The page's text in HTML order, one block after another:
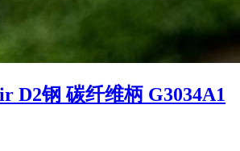
D2钢 碳纤维柄 G3034A1